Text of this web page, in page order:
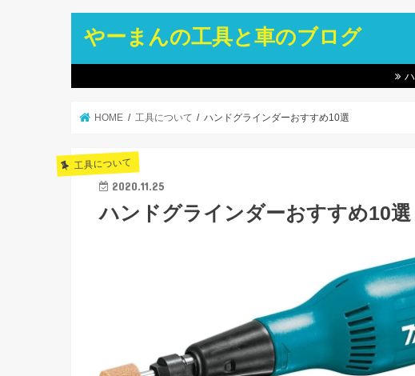
やーまんの工具と車のブログ
HOME 工具について ハンドグラインダーおすすめ10選
工具について
2020.11.25
ハンドグラインダーおすすめ10選